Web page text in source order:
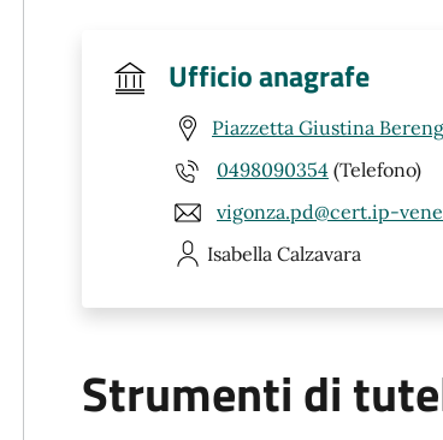
Ufficio anagrafe
Piazzetta Giustina
0498090354 (Telefono)
vigonza.pd@cert.ip-
Isabella Calzavara
Strumenti di